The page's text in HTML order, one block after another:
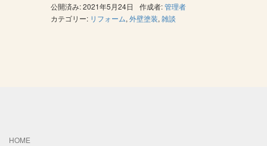
公開済み: 2021年5月24日 作成者:管理者
カテゴリー: リフォーム, 外壁塗装, 雑談
HOME